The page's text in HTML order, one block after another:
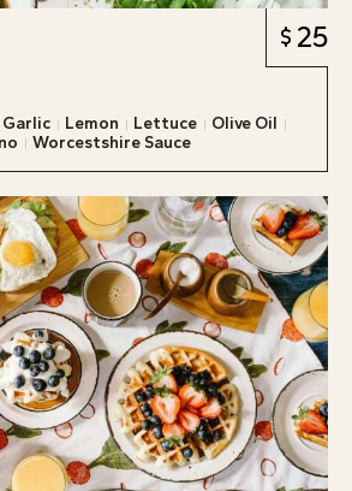
25
Garlic Lemon Lettuce
Olive Oil
Worcestshire Sauce